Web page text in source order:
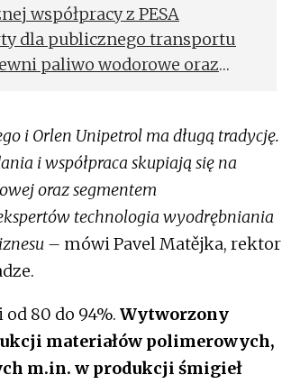
współpracy z PESA
dla publicznego transportu
paliwo wodorowe oraz
oferty dla organizatorów
logistycznych, terminali
i Orlen Unipetrol ma długą tradycję.
i współpraca skupiają się na
oraz segmentem
technologia wyodrębniania
– mówi Pavel Matějka, rektor
80 do 94%. Wytworzony
materiałów polimerowych,
m.in. w produkcji śmigieł